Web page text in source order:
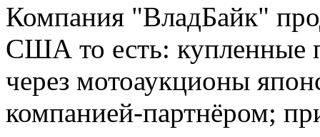
Компания "ВладБайк"
США то есть: купленные
через мотоаукционы
компанией-партнёром;